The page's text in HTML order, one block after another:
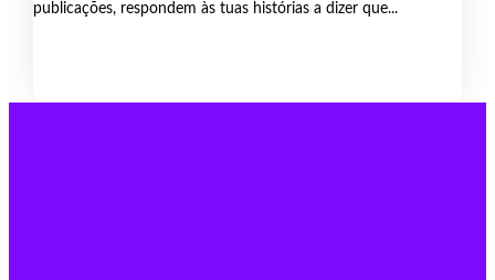
publicações, respondem às tuas histórias a dizer que...